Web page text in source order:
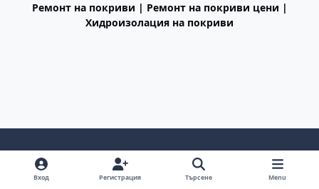
Ремонт на покриви | Ремонт на покриви цени |
Хидроизолация на покриви
Light ModeDark ModeSystem Preference
f
Вход Регистрация Търсене Menu